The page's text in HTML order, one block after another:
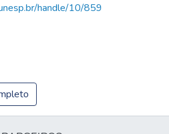
handle/10/859